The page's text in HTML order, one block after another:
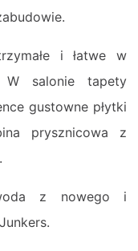
i łatwe w
W salonie tapety
gustowne płytki
prysznicowa z
z nowego i